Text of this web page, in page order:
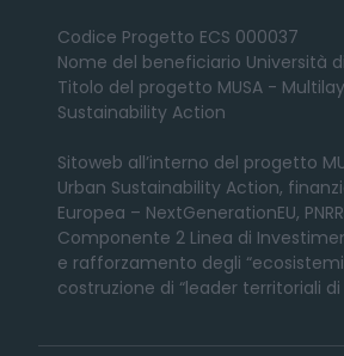
Codice Progetto ECS 000037
Nome del beneficiario Università
Titolo del progetto MUSA -
Sustainability Action
Sitoweb all’interno del progetto
Urban Sustainability Action,
Europea – NextGenerationEU,
Componente 2 Linea di
e rafforzamento degli “ecosistemi
costruzione di “leader territoriali di